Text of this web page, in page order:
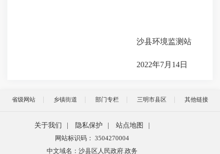
沙县环境监测站
2022年7月 14日
省级网站 乡镇街道 部门专栏 三明市县区 其他链接
关于我们 隐私保护 站点地图
网站标识码： 3504270004
中文域名：沙县区人民政府.政务